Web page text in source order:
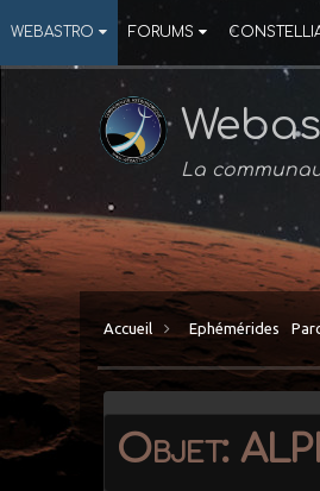
WEBASTRO FORUMS
La
Accueil Ephémérides
Objet: